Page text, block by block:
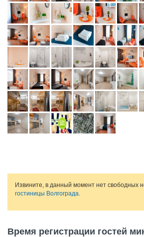
Извините, в данный момент нет свободных
гостиницы Волгограда.
Время регистрации гостей